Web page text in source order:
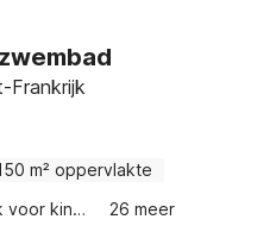
Frankrijk
m² oppervlakte
Leuk voor kinderen
26 meer